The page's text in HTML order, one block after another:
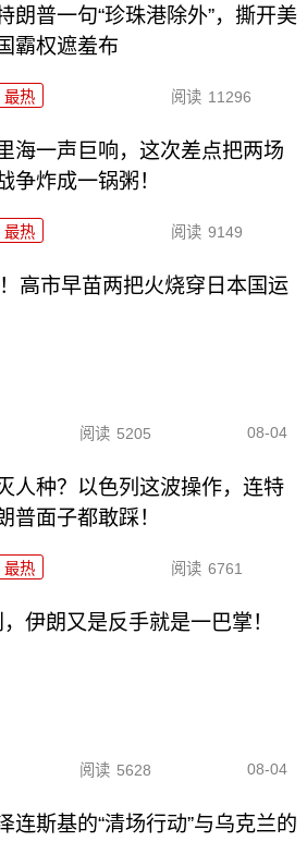
朗普一句“珍珠港除外”，撕开美
国霸权遮羞布
最热 阅读 11296
海一声巨响，这次差点把两场
争炸成一锅粥！
最热 阅读 9149
高市早苗两把火烧穿日本国运
阅读 5205 08-04
人种？以色列这波操作，连特
普面子都敢踩！
最热 阅读 6761
伊朗又是反手就是一巴掌！
阅读 5628 08-04
连斯基的“清场行动”与乌克兰的